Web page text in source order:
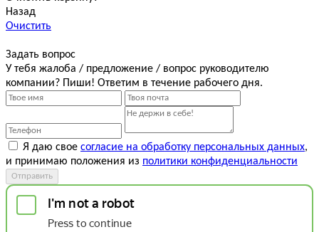
Назад
Очистить
Задать вопрос
У тебя жалоба / предложение / вопрос руководителю
компании? Пиши! Ответим в течение рабочего дня.
Я даю свое согласие на обработку персональных данных,
и принимаю положения из политики конфиденциальности
Отправить